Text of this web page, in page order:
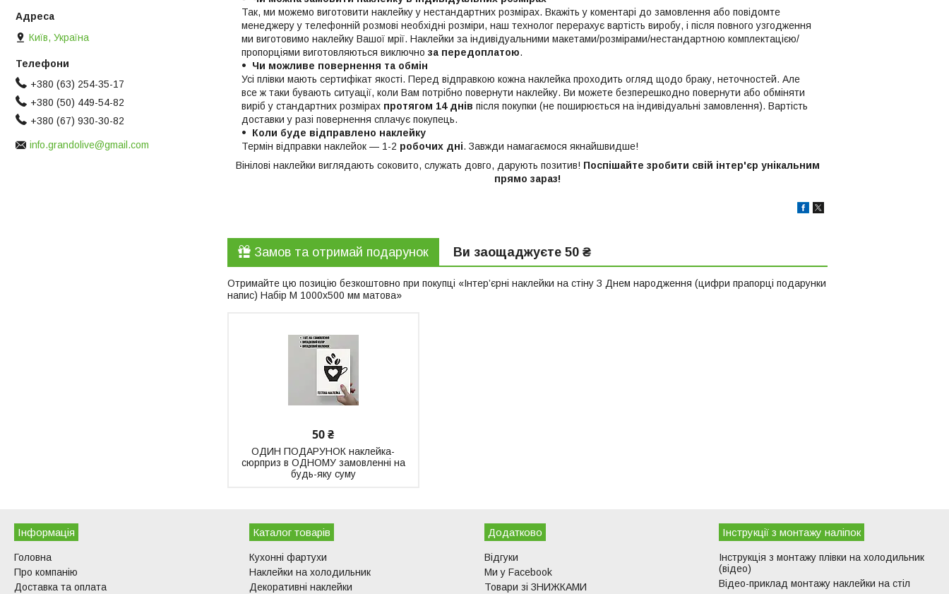
Так, ми можемо виготовити наклейку у нестандартних розмірах. Вкажіть у коментарі до замовлення або повідомте
менеджеру у телефонній розмові необхідні розміри, наш технолог перерахує вартість виробу, і після повного узгодження
ми виготовимо наклейку Вашої мрії. Наклейки за індивідуальними макетами/розмірами/нестандартною комплектацією/
пропорціями виготовляються виключно за передоплатою.
Чи можливе повернення та обмін
Усі плівки мають сертифікат якості. Перед відправкою кожна наклейка проходить огляд щодо браку, неточностей. Але
все ж таки бувають ситуації, коли Вам потрібно повернути наклейку. Ви можете безперешкодно повернути або обміняти
виріб у стандартних розмірах протягом 14 днів після покупки (не поширюється на індивідуальні замовлення). Вартість
доставки у разі повернення сплачує покупець.
Коли буде відправлено наклейку
Термін відправки наклейок — 1-2 робочих дні. Завжди намагаємося якнайшвидше!
Вінілові наклейки виглядають соковито, служать довго, дарують позитив! Поспішайте зробити свій інтер'єр унікальним
прямо зараз!
Замов та отримай подарунок Ви заощаджуєте 50 ₴
Отримайте цю позицію безкоштовно при покупці «Інтер’єрні наклейки на стіну З Днем народження (цифри прапорці подарунки
напис) Набір М 1000х500 мм матова»
50 ₴
ОДИН ПОДАРУНОК наклейка-
сюрприз в ОДНОМУ замовленні на
будь-яку суму
Київ, Україна
+380 (63) 254-35-17
+380 (50) 449-54-82
+380 (67) 930-30-82
info.grandolive@gmail.com
Інформація
Головна
Про компанію
Доставка та оплата
Каталог товарів
Кухонні фартухи
Наклейки на холодильник
Декоративні наклейки
Додатково
Відгуки
Ми у Facebook
Товари зі ЗНИЖКАМИ
Інструкції з монтажу наліпок
Інструкція з монтажу плівки на холодильник
(відео)
Відео-приклад монтажу наклейки на стіл